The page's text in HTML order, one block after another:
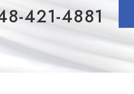
421-4881